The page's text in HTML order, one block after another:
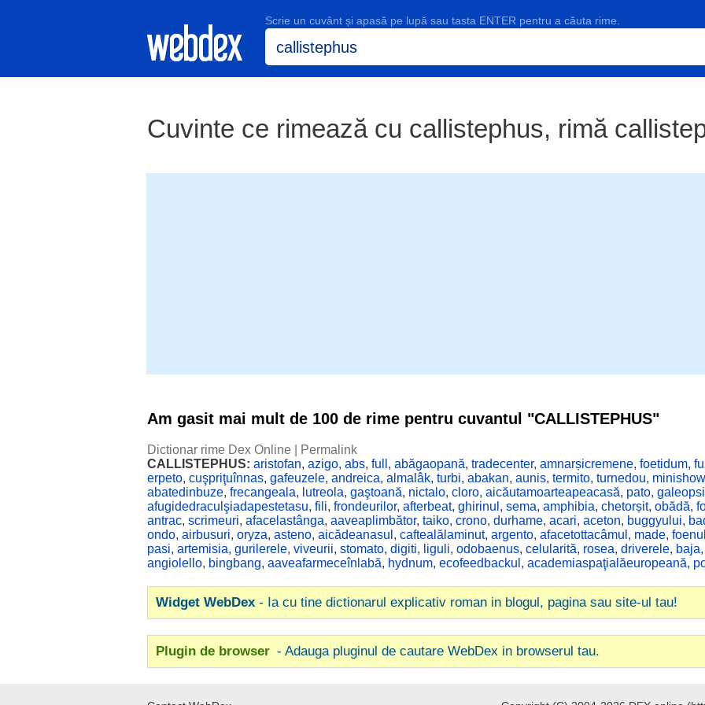
Scrie un cuvânt și apasă pe lupă sau tasta ENTER pentru a căuta rime.
Cuvinte ce rimează cu callistephus, rimă
Am gasit mai mult de 100 de rime pentru cuvantul "CALLISTEPHUS"
Dictionar rime Dex Online
Permalink
CALLISTEPHUS: aristofan, azigo, abs, full , abăgaopană, tradecenter, amnarșicremene, foetidum,
erpeto, cuşpriţuînnas, gafeuzele, andreica, almalâk, turbi, abakan, aunis, termito, turnedou, minishow
abatedinbuze, frecangeala, lutreola, gaştoană, nictalo, cloro, aicăutamoarteapeacasă, pato,
afugidedraculşiadapestetasu, fili, frondeurilor, afterbeat, ghirinul , sema, amphibia, chetorșit, obădă,
antrac, scrimeuri, afacelastânga, aaveaplimbător, taiko, crono, durhame, acari, aceton, buggyului,
ondo, airbusuri, oryza, asteno, aicădeanasul , caftealălaminut, argento, afacetottacâmul , made,
pasi, artemisia, gurilerele, viveurii, stomato, digiti, liguli, odobaenus, celularită, rosea, driverele, baja
angiolello, bingbang, aaveafarmeceînlabă, hydnum, ecofeedbackul , academiaspaţialăeuropeană,
Widget WebDex - Ia cu tine dictionarul explicativ roman in blogul, pagina sau site-ul tau!
Plugin de browser - Adauga pluginul de cautare WebDex in browserul tau.